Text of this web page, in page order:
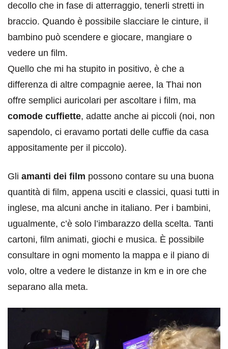
decollo che in fase di atterraggio, tenerli stretti in
braccio. Quando è possibile slacciare le cinture, il
bambino può scendere e giocare, mangiare o
vedere un film.
Quello che mi ha stupito in positivo, è che a
differenza di altre compagnie aeree, la Thai non
offre semplici auricolari per ascoltare i film, ma
comode cuffiette, adatte anche ai piccoli (noi, non
sapendolo, ci eravamo portati delle cuffie da casa
appositamente per il piccolo).
Gli amanti dei film possono contare su una buona
quantità di film, appena usciti e classici, quasi tutti in
inglese, ma alcuni anche in italiano. Per i bambini,
ugualmente, c’è solo l’imbarazzo della scelta. Tanti
cartoni, film animati, giochi e musica. È possibile
consultare in ogni momento la mappa e il piano di
volo, oltre a vedere le distanze in km e in ore che
separano alla meta.